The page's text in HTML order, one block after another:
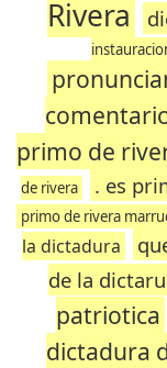
Rivera
primo de
de rivera
. es
primo de rivera
la dictadura
de la
patriotica
dictadura